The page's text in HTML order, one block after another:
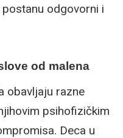
odgovorni i
od malena
obavljaju razne
psihofizičkim
Deca u